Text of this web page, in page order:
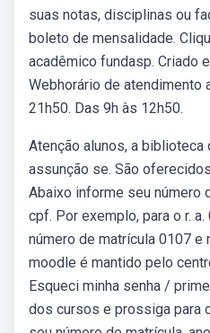
suas notas, disciplinas ou
boleto de mensalidade.
acadêmico fundasp. Criado
Webhorário de atendimento
21h50. Das 9h às 12h50.
Atenção alunos, a
assunção se. São
Abaixo informe seu número
cpf. Por exemplo, para o r.
número de matrícula 0107 e
moodle é mantido pelo
Esqueci minha senha /
dos cursos e prossiga para